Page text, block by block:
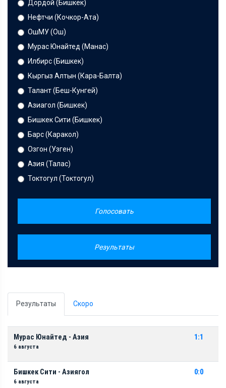
Дордой (Бишкек)
Нефтчи (Кочкор-Ата)
ОшМУ (Ош)
Мурас Юнайтед (Манас)
Илбирс (Бишкек)
Кыргыз Алтын (Кара-Балта)
Талант (Беш-Кунгей)
Азиагол (Бишкек)
Бишкек Сити (Бишкек)
Барс (Каракол)
Озгон (Узген)
Азия (Талас)
Токтогул (Токтогул)
Голосовать
Результаты
Результаты Скоро
Мурас Юнайтед - Азия
6 августа
1:1
Бишкек Сити - Азиягол
6 августа
0:0